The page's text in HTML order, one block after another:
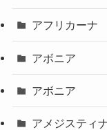
アフリカーナ
アボニア
アボニア
アメジスティ